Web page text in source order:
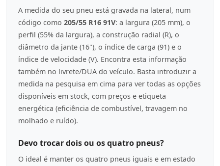
A medida do seu pneu está gravada na lateral, num
código como 205/55 R16 91V: a largura (205 mm), o
perfil (55% da largura), a construção radial (R), o
diâmetro da jante (16"), o índice de carga (91) e o
índice de velocidade (V). Encontra esta informação
também no livrete/DUA do veículo. Basta introduzir a
medida na pesquisa em cima para ver todas as opções
disponíveis em stock, com preços e etiqueta
energética (eficiência de combustível, travagem no
molhado e ruído).
Devo trocar dois ou os quatro pneus?
O ideal é manter os quatro pneus iguais e em estado